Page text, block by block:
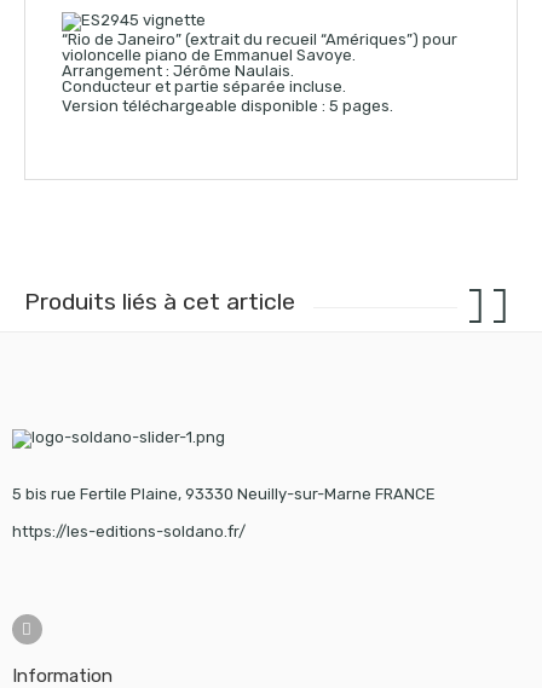
“Rio de Janeiro” (extrait du recueil “Amériques”) pour
violoncelle piano de Emmanuel Savoye.
Arrangement : Jérôme Naulais.
Conducteur et partie séparée incluse.
Version téléchargeable disponible : 5 pages.
Produits liés à cet article
5 bis rue Fertile Plaine, 93330 Neuilly-sur-Marne FRANCE
https://les-editions-soldano.fr/
Information